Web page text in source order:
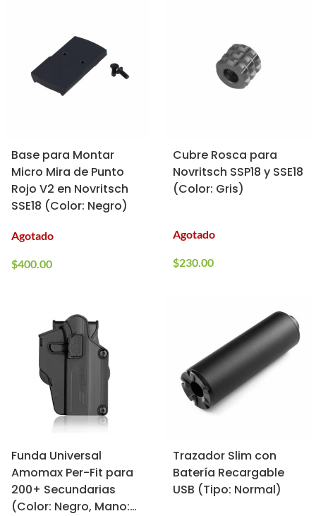
Base para Montar
Micro Mira de Punto
Rojo V2 en Novritsch
SSE18 (Color: Negro)
Agotado
$400.00
Cubre Rosca para
Novritsch SSP18 y SSE18
(Color: Gris)
Agotado
$230.00
Funda Universal
Amomax Per-Fit para
200+ Secundarias
(Color: Negro, Mano:
Trazador Slim con
Batería Recargable
USB (Tipo: Normal)